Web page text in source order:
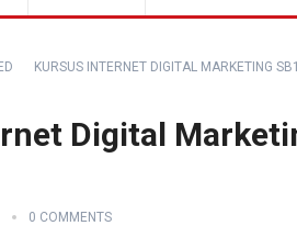
KURSUS INTERNET DIGITAL MARKETING
Digital
0 COMMENTS